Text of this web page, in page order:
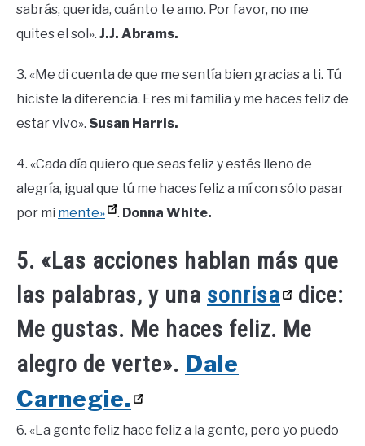
sabrás, querida, cuánto te amo. Por favor, no me
quites el sol». J.J. Abrams.
3. «Me di cuenta de que me sentía bien gracias a ti. Tú
hiciste la diferencia. Eres mi familia y me haces feliz de
estar vivo». Susan Harris.
4. «Cada día quiero que seas feliz y estés lleno de
alegría, igual que tú me haces feliz a mí con sólo pasar
por mi mente» . Donna White.
5. «Las acciones hablan más que
las palabras, y una sonrisa
dice:
Me gustas. Me haces feliz. Me
alegro de verte». Dale
Carnegie.
6. «La gente feliz hace feliz a la gente, pero yo puedo